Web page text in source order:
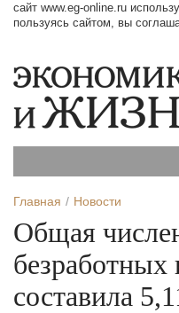
сайт www.eg-online.ru
пользуясь сайтом, вы
Главная Новости
Общая
безработных
составила